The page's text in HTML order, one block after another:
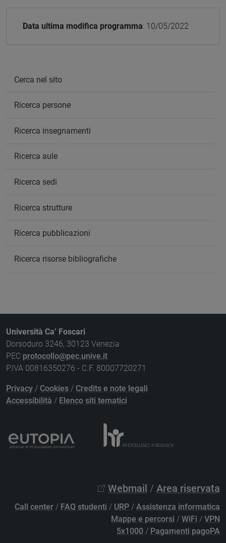
Data ultima modifica programma: 10/05/2022
Cerca nel sito
Ricerca persone
Ricerca insegnamenti
Ricerca aule
Ricerca sedi
Ricerca strutture
Ricerca pubblicazioni
Ricerca risorse bibliografiche
Università Ca’ Foscari
Dorsoduro 3246, 30123 Venezia
PEC protocollo@pec.unive.it
P.IVA 00816350276 - C.F. 80007720271
Privacy / Cookies / Credits e note legali
Accessibilità / Elenco siti tematici
Webmail / Area riservata
Call center / FAQ studenti / URP / Assistenza informatica
Mappe e percorsi / WiFi / VPN
5x1000 / Pagamenti pagoPA